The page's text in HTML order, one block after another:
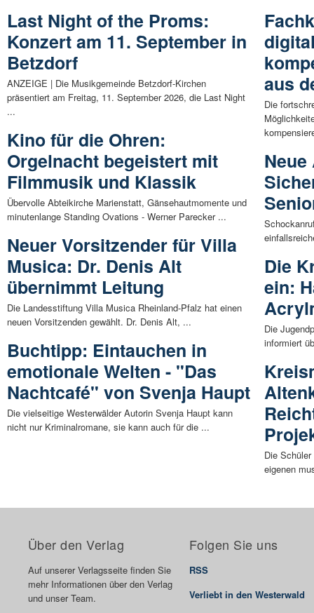
Last Night of the Proms:
Konzert am 11. September in
Betzdorf
ANZEIGE | Die Musikgemeinde Betzdorf-Kirchen
präsentiert am Freitag, 11. September 2026, die Last Night
...
Kino für die Ohren:
Orgelnacht begeistert mit
Filmmusik und Klassik
Übervolle Abteikirche Marienstatt, Gänsehautmomente und
minutenlange Standing Ovations - Werner Parecker ...
Neuer Vorsitzender für Villa
Musica: Dr. Denis Alt
übernimmt Leitung
Die Landesstiftung Villa Musica Rheinland-Pfalz hat einen
neuen Vorsitzenden gewählt. Dr. Denis Alt, ...
Buchtipp: Eintauchen in
emotionale Welten - "Das
Nachtcafé" von Svenja Haupt
Die vielseitige Westerwälder Autorin Svenja Haupt kann
nicht nur Kriminalromane, sie kann auch für die ...
aus
Die
Die
ein:
Die
informiert
Die
eigenen
Über den Verlag
Auf unserer Verlagsseite finden Sie
mehr Informationen über den Verlag
und unser Team.
Folgen Sie uns
RSS
Verliebt in den Westerwald